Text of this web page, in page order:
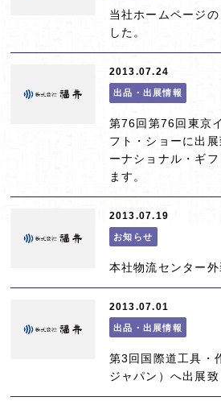
当社ホームページ
した。
2013.07.24
出品・出展情報
第76回第76回東京
フト・ショーに出
ーナショナル・ギ
ます。
2013.07.19
お知らせ
本社物流センター
2013.07.01
出品・出展情報
第3回国際道工具・
ジャパン）へ出展致